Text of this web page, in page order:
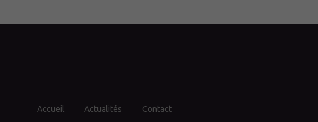
Accueil Actualités Contact